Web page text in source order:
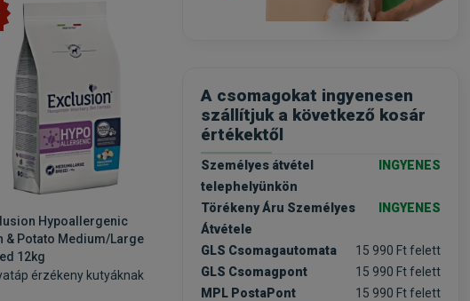
Hypoallergenic
& Potato Medium/Large
12kg
érzékeny kutyáknak
Exclusion Hepatic Pork & Rice
12kg
kutyatáp érzékeny kutyáknak
-20%
Medium/
A csomagokat ingyenesen
szállítjuk a következő kosár
értékektől
Személyes átvétel
telephelyünkön
INGYENES
Törékeny Áru Személyes
Átvétele
INGYENES
GLS Csomagautomata
15 990 Ft felett
GLS Csomagpont
15 990 Ft felett
MPL PostaPont
15 990 Ft felett